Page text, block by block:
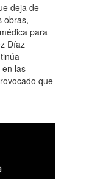
deja de
obras,
para
Díaz
las
que